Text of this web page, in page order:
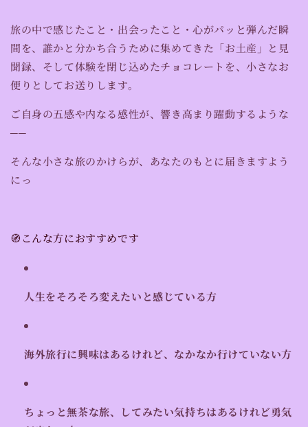
旅の中で感じたこと・出会ったこと・心がパッと弾んだ瞬
間を、誰かと分かち合うために集めてきた「お土産」と見
聞録、そして体験を閉じ込めたチョコレートを、小さなお
便りとしてお送りします。
ご自身の五感や内なる感性が、響き高まり躍動するような
──
そんな小さな旅のかけらが、あなたのもとに届きますよう
にっ
🧭こんな方におすすめです
人生をそろそろ変えたいと感じている方
海外旅行に興味はあるけれど、なかなか行けていない方
ちょっと無茶な旅、してみたい気持ちはあるけれど勇気